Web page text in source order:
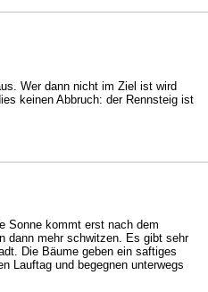
Wer dann nicht im Ziel ist wird
keinen Abbruch: der Rennsteig ist
Sonne kommt erst nach dem
dann mehr schwitzen. Es gibt sehr
Die Bäume geben ein saftiges
Lauftag und begegnen unterwegs